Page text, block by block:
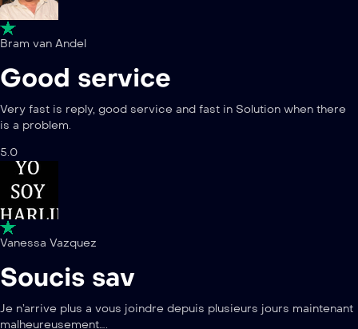
Bram van Andel
Good service
Very fast is reply, good service and fast in Solution when there
is a problem.
5.0
Vanessa Vazquez
Soucis sav
Je n’arrive plus a vous joindre depuis plusieurs jours maintenant
malheureusement….